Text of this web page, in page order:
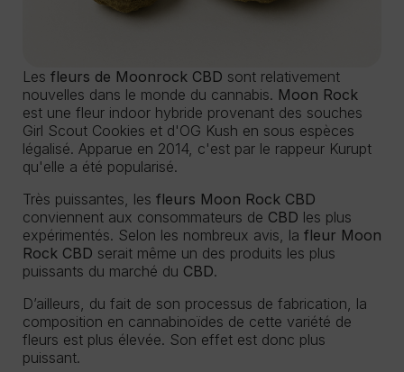
Les fleurs de Moonrock CBD sont relativement
nouvelles dans le monde du cannabis. Moon Rock
est une fleur indoor hybride provenant des souches
Girl Scout Cookies et d'OG Kush en sous espèces
légalisé. Apparue en 2014, c'est par le rappeur Kurupt
qu'elle a été popularisé.
Très puissantes, les fleurs Moon Rock CBD
conviennent aux consommateurs de CBD les plus
expérimentés. Selon les nombreux avis, la fleur Moon
Rock CBD serait même un des produits les plus
puissants du marché du CBD.
D’ailleurs, du fait de son processus de fabrication, la
composition en cannabinoïdes de cette variété de
fleurs est plus élevée. Son effet est donc plus
puissant.